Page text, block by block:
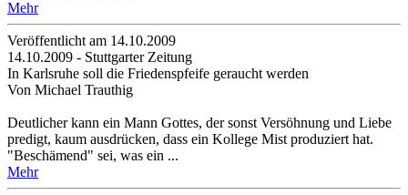
Mehr
Veröffentlicht am 14­.10.2009
14.10.2009 - Stuttgarter Zeitung
In Karlsruhe soll die Friedenspfeife geraucht werden
Von Michael Trauthig
Deutlicher kann ein Mann Gottes, der sonst Versöhnung und Liebe
predigt, kaum ausdrücken, dass ein Kollege Mist produziert hat.
"Beschämend" sei, was ein ...
Mehr